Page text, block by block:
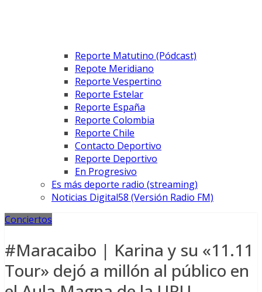
Reporte Matutino (Pódcast)
Repote Meridiano
Reporte Vespertino
Reporte Estelar
Reporte España
Reporte Colombia
Reporte Chile
Contacto Deportivo
Reporte Deportivo
En Progresivo
Es más deporte radio (streaming)
Noticias Digital58 (Versión Radio FM)
Conciertos
#Maracaibo | Karina y su «11.11
Tour» dejó a millón al público en